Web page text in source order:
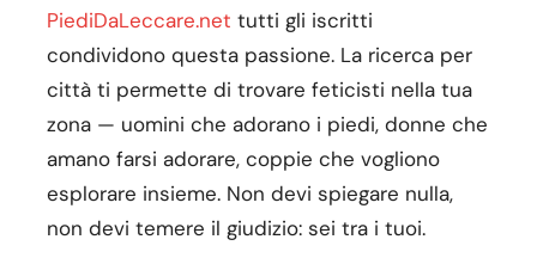
PiediDaLeccare.net tutti gli iscritti
condividono questa passione. La ricerca per
città ti permette di trovare feticisti nella tua
zona — uomini che adorano i piedi, donne che
amano farsi adorare, coppie che vogliono
esplorare insieme. Non devi spiegare nulla,
non devi temere il giudizio: sei tra i tuoi.